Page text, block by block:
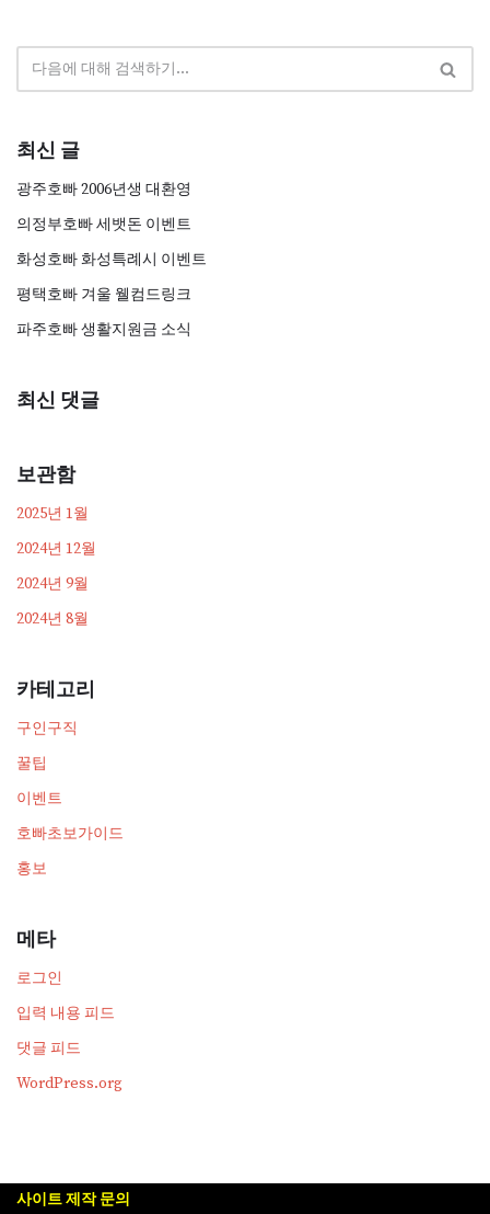
최신 글
광주호빠 2006년생 대환영
의정부호빠 세뱃돈 이벤트
화성호빠 화성특례시 이벤트
평택호빠 겨울 웰컴드링크
파주호빠 생활지원금 소식
최신 댓글
보관함
2025년 1월
2024년 12월
2024년 9월
2024년 8월
카테고리
구인구직
꿀팁
이벤트
호빠초보가이드
홍보
메타
로그인
입력 내용 피드
댓글 피드
WordPress.org
사이트 제작 문의